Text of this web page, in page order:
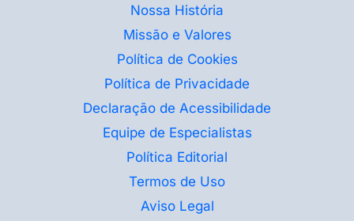
Nossa História
Missão e Valores
Política de Cookies
Política de Privacidade
Declaração de Acessibilidade
Equipe de Especialistas
Política Editorial
Termos de Uso
Aviso Legal